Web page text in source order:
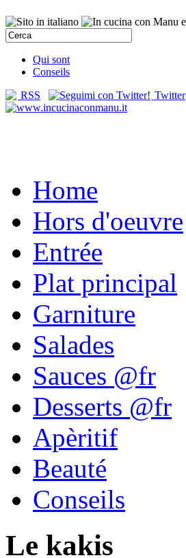
Qui sont
Conseils
RSS
Twitter
Home
Hors d'oeuvre
Entrée
Plat principal
Garniture
Salades
Sauces @fr
Desserts @fr
Apèritif
Beauté
Conseils
Le kakis